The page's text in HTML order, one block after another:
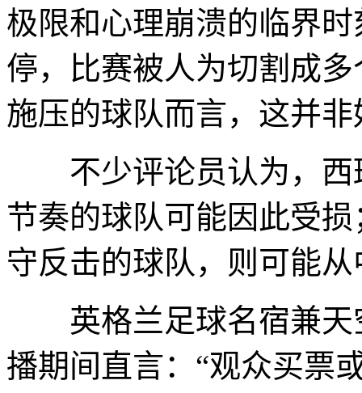
极限和心理崩溃的临界
停，比赛被人为切割成
施压的球队而言，这并
不少评论员认为，西
节奏的球队可能因此受
守反击的球队，则可能
英格兰足球名宿兼天
播期间直言：“观众买票